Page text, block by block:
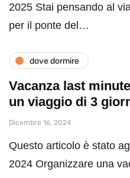
2025 Stai pensando al
per il ponte del…
dove dormire
Vacanza last
un viaggio di 3
Dicembre 16, 2024
Questo articolo è stato
2024 Organizzare una